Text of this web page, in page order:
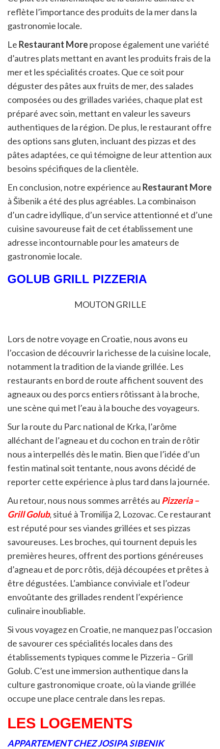
reflète l’importance des produits de la mer dans la
gastronomie locale.
Le Restaurant Morepropose également une variété
d’autres plats mettant en avant les produits frais de la
mer et les spécialités croates. Que ce soit pour
déguster des pâtes aux fruits de mer, des salades
composées ou des grillades variées, chaque plat est
préparé avec soin, mettant en valeur les saveurs
authentiques de la région. De plus, le restaurant offre
des options sans gluten, incluant des pizzas et des
pâtes adaptées, ce qui témoigne de leur attention aux
besoins spécifiques de la clientèle.
En conclusion, notre expérience au Restaurant More
à Šibenik a été des plus agréables. La combinaison
d’un cadre idyllique, d’un service attentionné et d’une
cuisine savoureuse fait de cet établissement une
adresse incontournable pour les amateurs de
gastronomie locale.
GOLUB GRILL PIZZERIA
MOUTON GRILLE
Lors de notre voyage en Croatie, nous avons eu
l’occasion de découvrir la richesse de la cuisine locale,
notamment la tradition de la viande grillée. Les
restaurants en bord de route affichent souvent des
agneaux ou des porcs entiers rôtissant à la broche,
une scène qui met l’eau à la bouche des voyageurs.
Sur la route du Parc national de Krka, l’arôme
alléchant de l’agneau et du cochon en train de rôtir
nous a interpellés dès le matin. Bien que l’idée d’un
festin matinal soit tentante, nous avons décidé de
reporter cette expérience à plus tard dans la journée.
Au retour, nous nous sommes arrêtés au Pizzeria –
Grill Golub, situé à Tromilija 2, Lozovac. Ce restaurant
est réputé pour ses viandes grillées et ses pizzas
savoureuses. Les broches, qui tournent depuis les
premières heures, offrent des portions généreuses
d’agneau et de porc rôtis, déjà découpées et prêtes à
être dégustées. L’ambiance conviviale et l’odeur
envoûtante des grillades rendent l’expérience
culinaire inoubliable.
Si vous voyagez en Croatie, ne manquez pas l’occasion
de savourer ces spécialités locales dans des
établissements typiques comme le Pizzeria – Grill
Golub. C’est une immersion authentique dans la
culture gastronomique croate, où la viande grillée
occupe une place centrale dans les repas.
LES LOGEMENTS
APPARTEMENT CHEZ JOSIPA SIBENIK